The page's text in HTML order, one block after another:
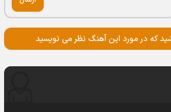
که در مورد این آهنگ نظر می نویسید